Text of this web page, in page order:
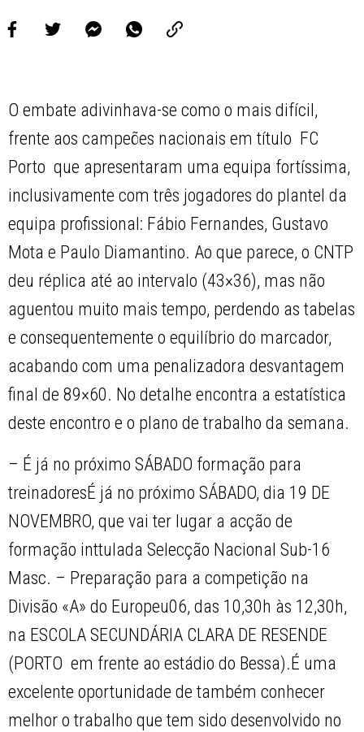
O embate adivinhava-se como o mais difícil,
frente aos campeões nacionais em título  FC
Porto  que apresentaram uma equipa fortíssima,
inclusivamente com três jogadores do plantel da
equipa profissional: Fábio Fernandes, Gustavo
Mota e Paulo Diamantino. Ao que parece, o CNTP
deu réplica até ao intervalo (43×36), mas não
aguentou muito mais tempo, perdendo as tabelas
e consequentemente o equilíbrio do marcador,
acabando com uma penalizadora desvantagem
final de 89×60. No detalhe encontra a estatística
deste encontro e o plano de trabalho da semana.
– É já no próximo SÁBADO formação para
treinadoresÉ já no próximo SÁBADO, dia 19 DE
NOVEMBRO, que vai ter lugar a acção de
formação inttulada Selecção Nacional Sub-16
Masc. – Preparação para a competição na
Divisão «A» do Europeu06, das 10,30h às 12,30h,
na ESCOLA SECUNDÁRIA CLARA DE RESENDE
(PORTO  em frente ao estádio do Bessa).É uma
excelente oportunidade de também conhecer
melhor o trabalho que tem sido desenvolvido no